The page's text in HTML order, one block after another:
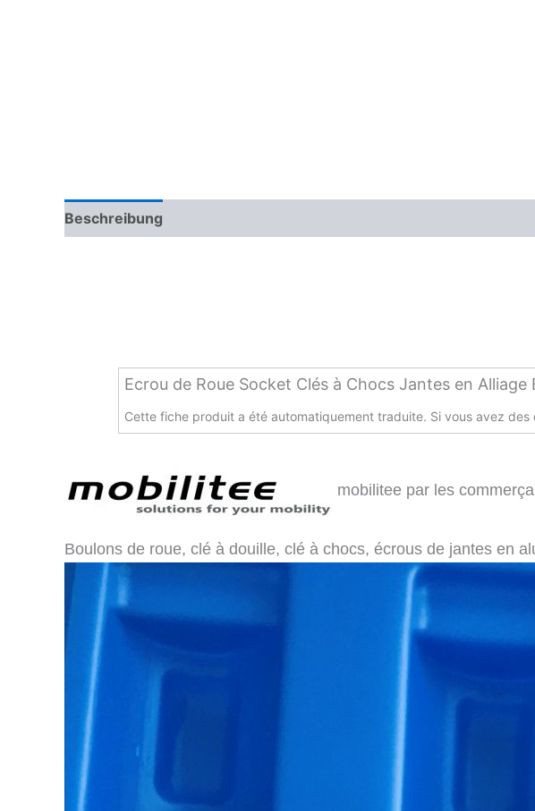
Beschreibung
Ecrou de Roue Socket Clés à Chocs Jantes en
Cette fiche produit a été automatiquement traduite. Si vous avez des
mobilitee par les
Boulons de roue, clé à douille, clé à chocs, écrous de jantes en